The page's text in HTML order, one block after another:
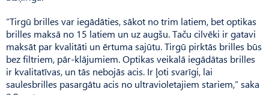
“Tirgū brilles var iegādāties, sākot no trim latiem, bet optikas
brilles maksā no 15 latiem un uz augšu. Taču cilvēki ir gatavi
maksāt par kvalitāti un ērtuma sajūtu. Tirgū pirktās brilles būs
bez filtriem, pār-klājumiem. Optikas veikalā iegādātas brilles
ir kvalitatīvas, un tās nebojās acis. Ir ļoti svarīgi, lai
saulesbrilles pasargātu acis no ultravioletajiem stariem,” saka